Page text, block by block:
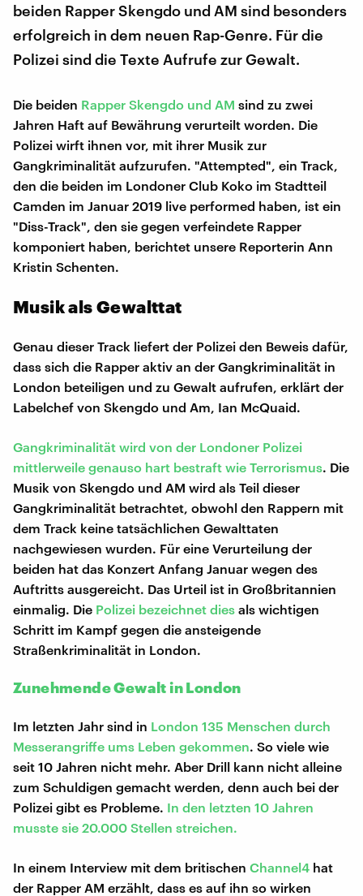
beiden Rapper Skengdo und AM sind besonders
erfolgreich in dem neuen Rap-Genre. Für die
Polizei sind die Texte Aufrufe zur Gewalt.
Die beiden Rapper Skengdo und AM sind zu zwei
Jahren Haft auf Bewährung verurteilt worden. Die
Polizei wirft ihnen vor, mit ihrer Musik zur
Gangkriminalität aufzurufen. "Attempted", ein Track,
den die beiden im Londoner Club Koko im Stadtteil
Camden im Januar 2019 live performed haben, ist ein
"Diss-Track", den sie gegen verfeindete Rapper
komponiert haben, berichtet unsere Reporterin Ann
Kristin Schenten.
Musik als Gewalttat
Genau dieser Track liefert der Polizei den Beweis dafür,
dass sich die Rapper aktiv an der Gangkriminalität in
London beteiligen und zu Gewalt aufrufen, erklärt der
Labelchef von Skengdo und Am, Ian McQuaid.
Gangkriminalität wird von der Londoner Polizei
mittlerweile genauso hart bestraft wie Terrorismus. Die
Musik von Skengdo und AM wird als Teil dieser
Gangkriminalität betrachtet, obwohl den Rappern mit
dem Track keine tatsächlichen Gewalttaten
nachgewiesen wurden. Für eine Verurteilung der
beiden hat das Konzert Anfang Januar wegen des
Auftritts ausgereicht. Das Urteil ist in Großbritannien
einmalig. Die Polizei bezeichnet dies als wichtigen
Schritt im Kampf gegen die ansteigende
Straßenkriminalität in London.
Zunehmende Gewalt in London
Im letzten Jahr sind in London 135 Menschen durch
Messerangriffe ums Leben gekommen. So viele wie
seit 10 Jahren nicht mehr. Aber Drill kann nicht alleine
zum Schuldigen gemacht werden, denn auch bei der
Polizei gibt es Probleme. In den letzten 10 Jahren
musste sie 20.000 Stellen streichen.
In einem Interview mit dem britischen Channel4 hat
der Rapper AM erzählt, dass es auf ihn so wirken